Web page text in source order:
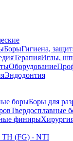
БорыГигиена,
ТерапияИглы,
Оборудование
Эндодонтия
борыБоры для
Твердосплавные
финиры
ТН (FG) - NTI